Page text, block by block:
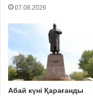
07.08.2026
Абай күні Қарағанды